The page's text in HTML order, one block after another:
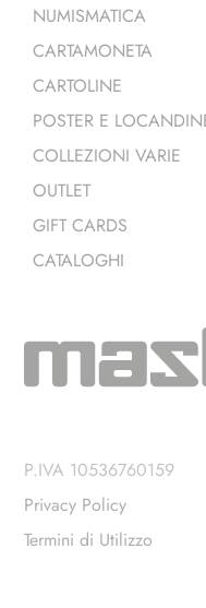
NUMISMATICA
CARTAMONETA
CARTOLINE
POSTER E
COLLEZIONI VARIE
OUTLET
GIFT CARDS
CATALOGHI
P.IVA 10536760159
Privacy Policy
Termini di Utilizzo